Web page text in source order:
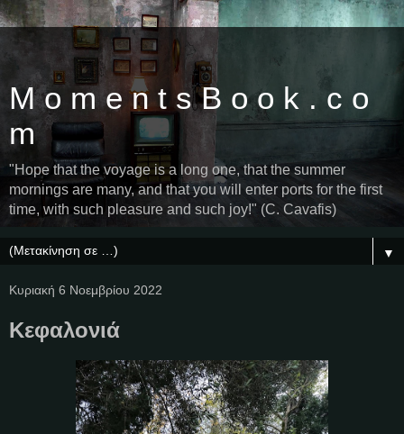
M o m e n t s B o o k . c o
m
"Hope that the voyage is a long one, that the summer
mornings are many, and that you will enter ports for the first
time, with such pleasure and such joy!" (C. Cavafis)
▼
Κυριακή 6 Νοεμβρίου 2022
Κεφαλονιά